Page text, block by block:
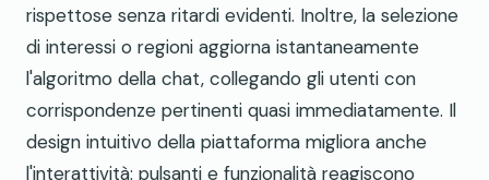
rispettose senza ritardi evidenti. Inoltre, la selezione
di interessi o regioni aggiorna istantaneamente
l'algoritmo della chat, collegando gli utenti con
corrispondenze pertinenti quasi immediatamente. Il
design intuitivo della piattaforma migliora anche
l'interattività: pulsanti e funzionalità reagiscono